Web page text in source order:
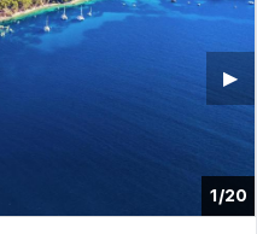
1/20
▶︎